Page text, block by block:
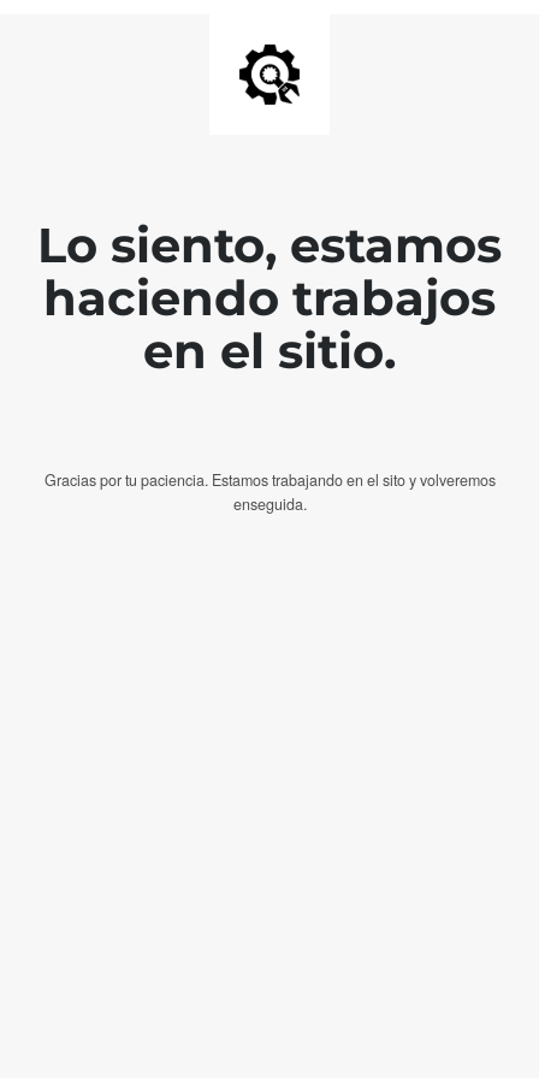
Lo siento, estamos
haciendo trabajos
en el sitio.
Gracias por tu paciencia. Estamos trabajando en el sito y volveremos
enseguida.